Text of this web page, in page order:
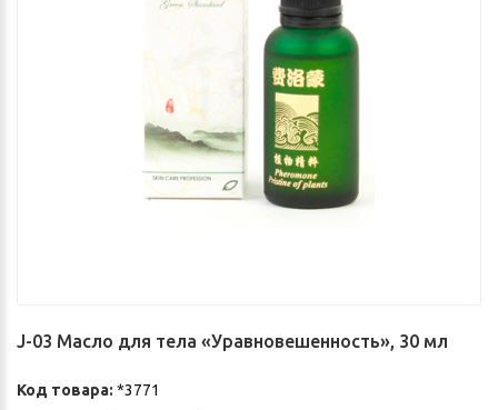
J-03 Масло для тела «Уравновешенность», 30 мл
Код товара: *3771